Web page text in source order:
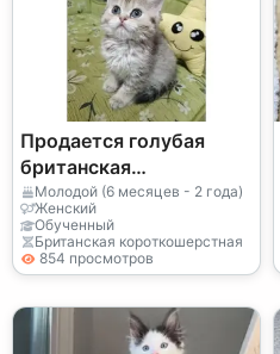
Продается голубая
британская
короткошерстная
кошка со спокойным
темпераментом.
Молодой (6 месяцев - 2 года)
Женский
Обученный
Британская короткошерстная
854 просмотров